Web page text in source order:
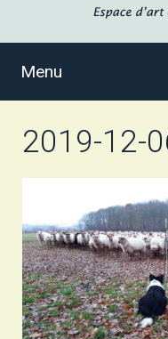
Menu
2019-12-